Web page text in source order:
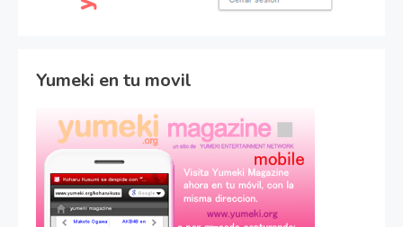
Yumeki en tu movil